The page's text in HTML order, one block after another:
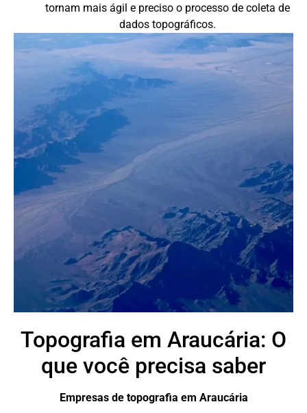
tornam mais ágil e preciso o processo de coleta de
dados topográficos.
Topografia em Araucária: O
que você precisa saber
Empresas de topografia em Araucária